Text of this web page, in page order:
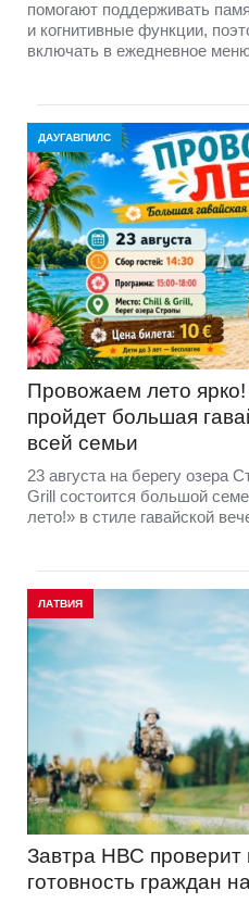
помогают поддерживать
и когнитивные функции,
включать в ежедневное
ДАУГАВПИЛС
Провожаем лето
пройдет большая
всей семьи
23 августа на берегу озера
Grill состоится большой
лето!» в стиле гавайской
ЛАТВИЯ
Завтра НВС
готовность граждан